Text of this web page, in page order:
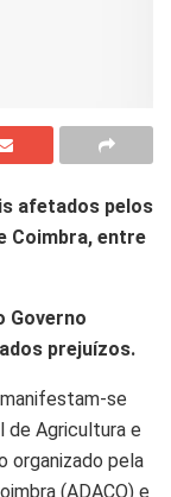
afetados pelos
Coimbra, entre
Governo
prejuízos.
se
de Agricultura e
organizado pela
(ADACO) e